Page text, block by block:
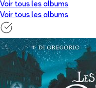
Voir tous les albums
Voir tous les albums